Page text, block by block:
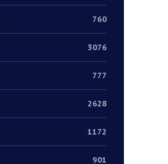
760
3076
777
2628
1172
901